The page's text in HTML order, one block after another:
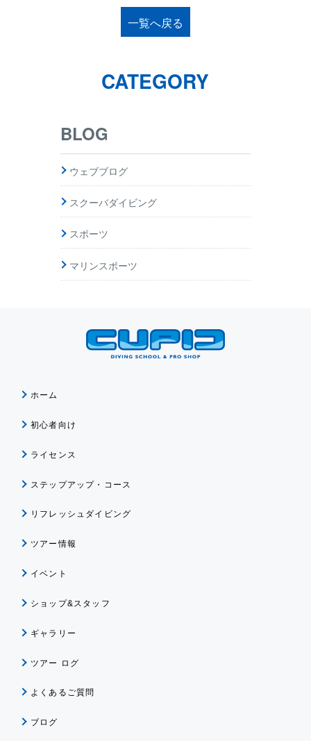
一覧へ戻る
CATEGORY
BLOG
ウェブブログ
スクーバダイビング
スポーツ
マリンスポーツ
ホーム
初心者向け
ライセンス
ステップアップ・コース
リフレッシュダイビング
ツアー情報
イベント
ショップ&スタッフ
ギャラリー
ツアー ログ
よくあるご質問
ブログ